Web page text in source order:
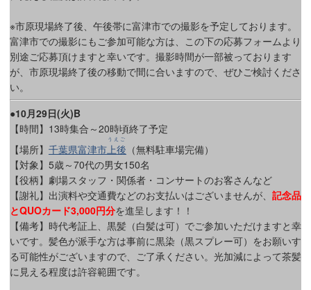
※市原現場終了後、午後帯に富津市での撮影を予定しております。
富津市での撮影にもご参加可能な方は、この下の応募フォームより
別途ご応募頂けますと幸いです。撮影時間が一部被っております
が、市原現場終了後の移動で間に合いますので、ぜひご検討くださ
い。
●10月29日(火)B
【時間】13時集合～20時頃終了予定
【場所】 千葉県富津市 上後
うえご
（無料駐車場完備）
【対象】5歳～70代の男女150名
【役柄】劇場スタッフ・関係者・コンサートのお客さんなど
【謝礼】出演料や交通費などのお支払いはございませんが、 記念品
とQUOカード3,000円分を進呈します！！
【備考】時代考証上、黒髪（白髪は可）でご参加いただけますと幸
いです。髪色が派手な方は事前に黒染（黒スプレー可）をお願いす
る可能性がございますので、ご了承ください。光加減によって茶髪
に見える程度は許容範囲です。